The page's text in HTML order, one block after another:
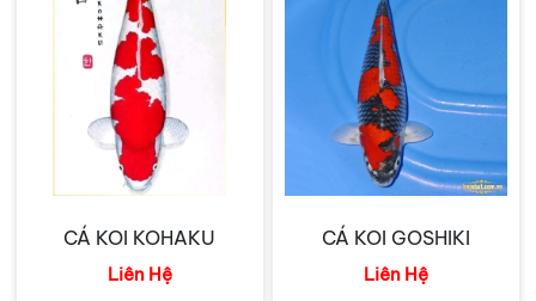
CÁ KOI KOHAKU
Liên Hệ
CÁ KOI GOSHIKI
Liên Hệ